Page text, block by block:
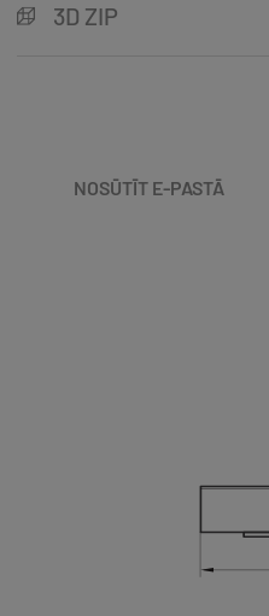
3D ZIP
NOSŪTĪT E-PASTĀ